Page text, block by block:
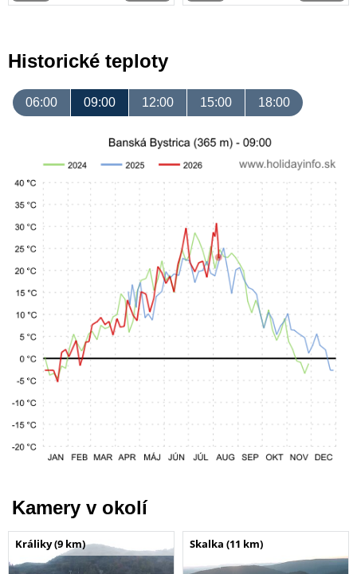
Historické teploty
06:00 09:00 12:00 15:00 18:00
Kamery v okolí
Králiky (9 km) Skalka (11 km)